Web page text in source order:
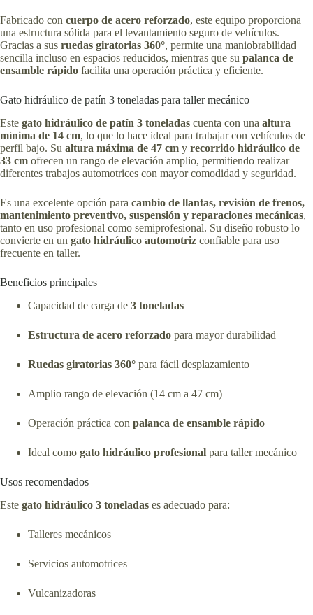
Fabricado con cuerpo de acero reforzado, este equipo proporciona
una estructura sólida para el levantamiento seguro de vehículos.
Gracias a sus ruedas giratorias 360°, permite una maniobrabilidad
sencilla incluso en espacios reducidos, mientras que su palanca de
ensamble rápido facilita una operación práctica y eficiente.
Gato hidráulico de patín 3 toneladas para taller mecánico
Este gato hidráulico de patín 3 toneladas cuenta con una altura
mínima de 14 cm, lo que lo hace ideal para trabajar con vehículos de
perfil bajo. Su altura máxima de 47 cm y recorrido hidráulico de
33 cm ofrecen un rango de elevación amplio, permitiendo realizar
diferentes trabajos automotrices con mayor comodidad y seguridad.
Es una excelente opción para cambio de llantas, revisión de frenos,
mantenimiento preventivo, suspensión y reparaciones mecánicas,
tanto en uso profesional como semiprofesional. Su diseño robusto lo
convierte en un gato hidráulico automotriz confiable para uso
frecuente en taller.
Beneficios principales
Capacidad de carga de 3 toneladas
Estructura de acero reforzado para mayor durabilidad
Ruedas giratorias 360° para fácil desplazamiento
Amplio rango de elevación (14 cm a 47 cm)
Operación práctica con palanca de ensamble rápido
Ideal como gato hidráulico profesional para taller mecánico
Usos recomendados
Este gato hidráulico 3 toneladas es adecuado para:
Talleres mecánicos
Servicios automotrices
Vulcanizadoras